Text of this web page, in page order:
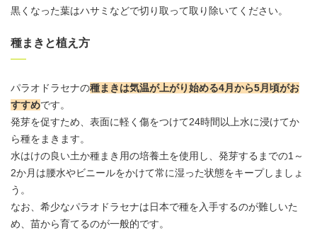
黒くなった葉はハサミなどで切り取って取り除いてください。
種まきと植え方
パラオドラセナの種まきは気温が上がり始める4月から5月頃がお
すすめです。
発芽を促すため、表面に軽く傷をつけて24時間以上水に浸けてか
ら種をまきます。
水はけの良い土か種まき用の培養土を使用し、発芽するまでの1～
2か月は腰水やビニールをかけて常に湿った状態をキープしましょ
う。
なお、希少なパラオドラセナは日本で種を入手するのが難しいた
め、苗から育てるのが一般的です。